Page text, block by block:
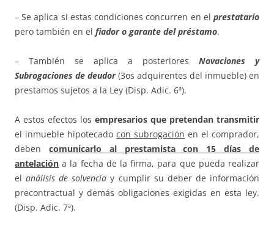
– Se aplica si estas condiciones concurren en el prestatario
pero también en el fiador o garante del préstamo.
– También se aplica a posteriores Novaciones y
Subrogaciones de deudor(3os adquirentes del inmueble) en
prestamos sujetos a la Ley (Disp. Adic. 6ª).
A estos efectos los empresarios que pretendan transmitir
el inmueble hipotecado con subrogación en el comprador,
deben comunicarlo al prestamista con 15 días de
antelación a la fecha de la firma, para que pueda realizar
elanálisis de solvencia y cumplir su deber de información
precontractual y demás obligaciones exigidas en esta ley.
(Disp. Adic. 7ª).